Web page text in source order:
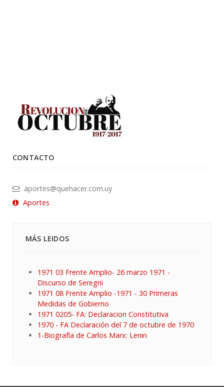
CONTACTO
aportes@quehacer.com.uy
Aportes
MÁS LEIDOS
1971 03 Frente Amplio- 26 marzo 1971 -
Discurso de Seregni
1971 08 Frente Amplio -1971 - 30 Primeras
Medidas de Gobierno
1971 0205- FA: Declaracion Constitutiva
1970 - FA Declaración del 7 de octubre de 1970
1-Biografía de Carlos Marx: Lenin